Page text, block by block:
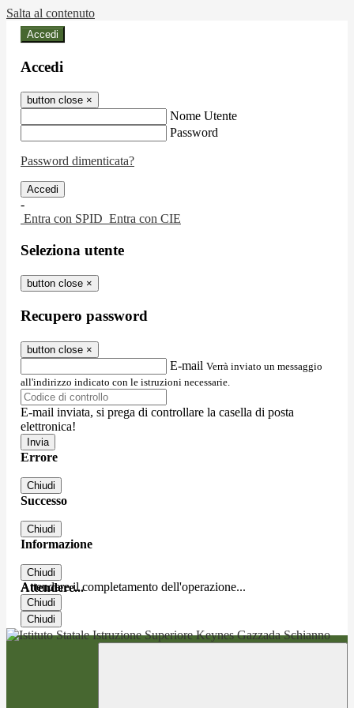
Salta al contenuto
Accedi
Accedi
button close ×
Nome Utente
Password
Password dimenticata?
-
Entra con SPID Entra con CIE
Seleziona utente
button close ×
Recupero password
button close ×
E-mail Verrà inviato un messaggio
all'indirizzo indicato con le istruzioni necessarie.
E-mail inviata, si prega di controllare la casella di posta
elettronica!
Errore
Chiudi
Successo
Chiudi
Informazione
Chiudi
Attendere...
Attendere il completamento dell'operazione...
Chiudi
Chiudi